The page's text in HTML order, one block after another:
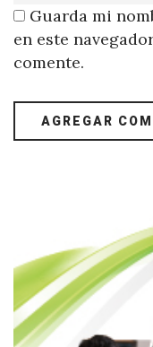
Guarda mi
en este
comente.